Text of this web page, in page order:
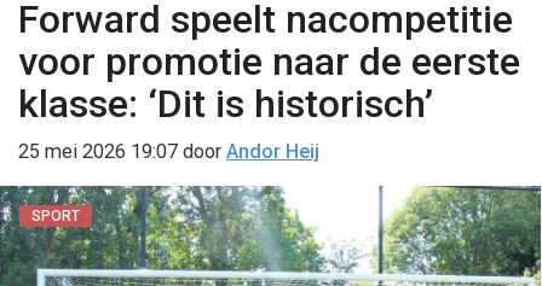
Forward speelt nacompetitie
voor promotie naar de eerste
klasse: ‘Dit is historisch’
25 mei 2026 19:07 door Andor Heij
SPORT